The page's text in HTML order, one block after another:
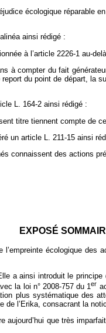
écologique
ainsi rédigé :
à l’article 2226‑1 au-
à compter du fait
du point de départ, la
L. 164‑2 ainsi rédigé :
titre tiennent compte
un article L. 211‑15 ainsi
connaissent des actions
EXPOSÉ
écologique
a ainsi introduit le
la loi n° 2008-757 du 1er
plus systématique des
de l’Erika, consacrant la
que très